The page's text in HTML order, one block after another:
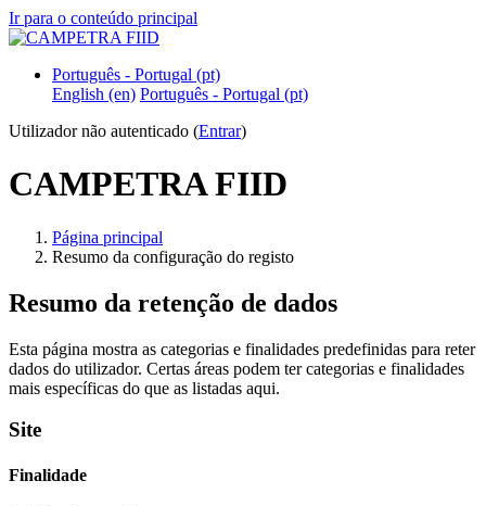
Ir para o conteúdo principal
Português - Portugal ‎(pt)‎
English ‎(en)‎ Português - Portugal ‎(pt)‎
Utilizador não autenticado (Entrar)
CAMPETRA FIID
Página principal
Resumo da configuração do registo
Resumo da retenção de dados
Esta página mostra as categorias e finalidades predefinidas para reter
dados do utilizador. Certas áreas podem ter categorias e finalidades
mais específicas do que as listadas aqui.
Site
Finalidade